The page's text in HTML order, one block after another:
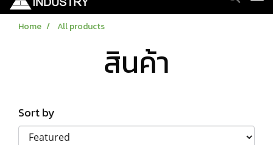
Home All products
สินค้า
Sort by